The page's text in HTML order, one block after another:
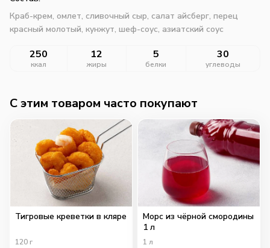
Краб-крем, омлет, сливочный сыр, салат айсберг, перец
красный молотый, кунжут, шеф-соус, азиатский соус
250
ккал
12
жиры
5
белки
30
углеводы
C этим товаром часто покупают
Тигровые креветки в кляре
120 г
Морс из чёрной смородины
1 л
1 л